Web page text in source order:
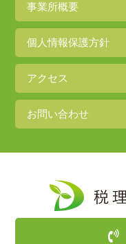
事業所概要
個人情報保護方針
アクセス
お問い合わせ